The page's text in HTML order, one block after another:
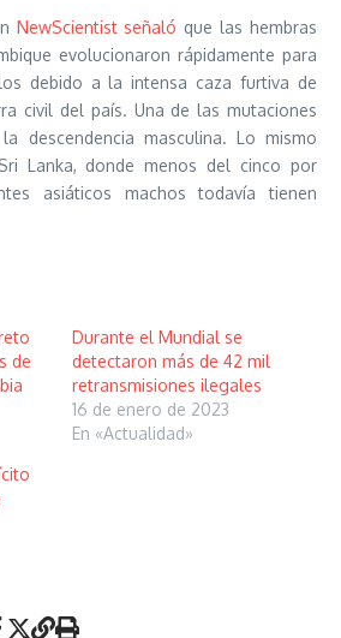
NewScientist señaló que las hembras
evolucionaron rápidamente para
debido a la intensa caza furtiva de
civil del país. Una de las mutaciones
descendencia masculina. Lo mismo
Lanka, donde menos del cinco por
asiáticos machos todavía tienen
de
Durante el Mundial se
detectaron más de 42 mil
retransmisiones ilegales
16 de enero de 2023
En «Actualidad»